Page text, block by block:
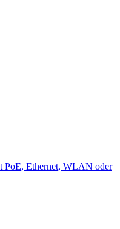
PoE, Ethernet, WLAN oder